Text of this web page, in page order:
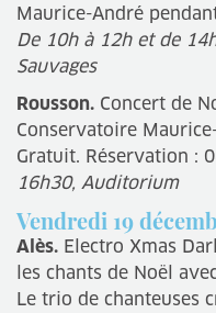
Maurice-André
De 10h à 12h et de
Sauvages
Rousson. Concert de
Conservatoire
Gratuit. Réservation :
16h30, Auditorium
Vendredi 19
Alès. Electro Xmas
les chants de Noël
Le trio de chanteuses